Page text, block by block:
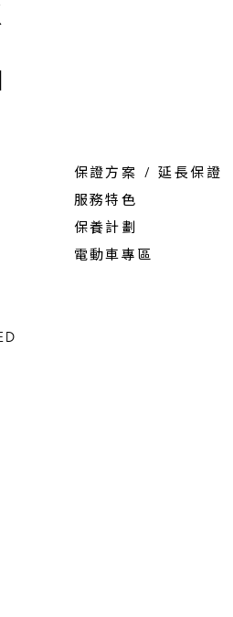
保證方案 / 延長保證
服務特色
保養計劃
電動車專區